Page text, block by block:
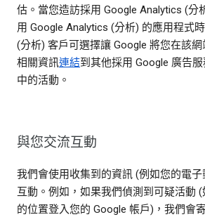
估。當您造訪採用 Google Analytics (分
用 Google Analytics (分析) 的應用程式
(分析) 客戶可選擇讓 Google 將您在該
相關資訊連結到其他採用 Google 廣告
中的活動。
與您交流互動
我們會使用收集到的資訊 (例如您的電
互動。例如，如果我們偵測到可疑活動
的位置登入您的 Google 帳戶)，我們會